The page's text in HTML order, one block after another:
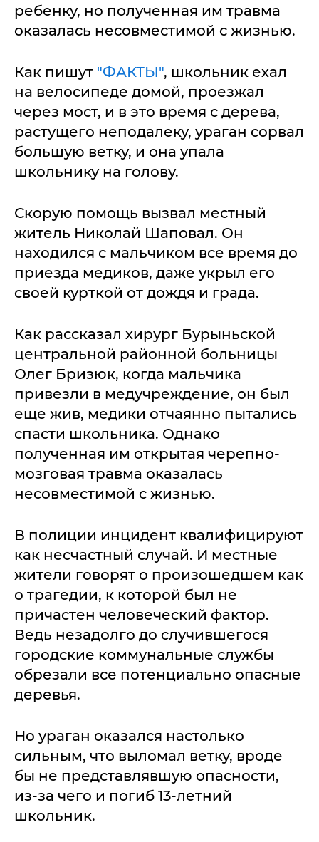
ребенку, но полученная им травма
оказалась несовместимой с жизнью.
Как пишут "ФАКТЫ", школьник ехал
на велосипеде домой, проезжал
через мост, и в это время с дерева,
растущего неподалеку, ураган сорвал
большую ветку, и она упала
школьнику на голову.
Скорую помощь вызвал местный
житель Николай Шаповал. Он
находился с мальчиком все время до
приезда медиков, даже укрыл его
своей курткой от дождя и града.
Как рассказал хирург Бурыньской
центральной районной больницы
Олег Бризюк, когда мальчика
привезли в медучреждение, он был
еще жив, медики отчаянно пытались
спасти школьника. Однако
полученная им открытая черепно-
мозговая травма оказалась
несовместимой с жизнью.
В полиции инцидент квалифицируют
как несчастный случай. И местные
жители говорят о произошедшем как
о трагедии, к которой был не
причастен человеческий фактор.
Ведь незадолго до случившегося
городские коммунальные службы
обрезали все потенциально опасные
деревья.
Но ураган оказался настолько
сильным, что выломал ветку, вроде
бы не представлявшую опасности,
из-за чего и погиб 13-летний
школьник.